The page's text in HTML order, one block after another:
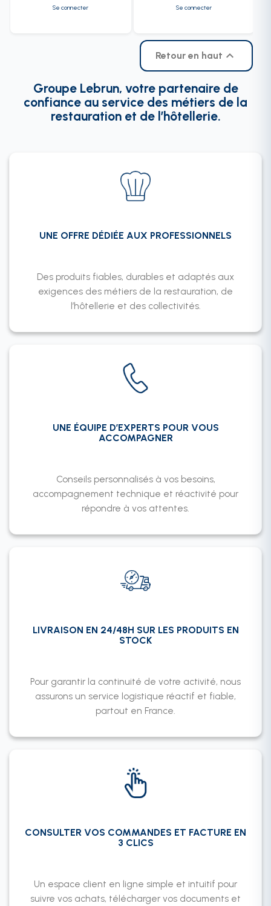
Se connecter Se connecter
Retour en haut 
Groupe Lebrun, votre partenaire de
confiance au service des métiers de la
restauration et de l’hôtellerie.
UNE OFFRE DÉDIÉE AUX PROFESSIONNELS
Des produits fiables, durables et adaptés aux
exigences des métiers de la restauration, de
l’hôtellerie et des collectivités.
UNE ÉQUIPE D’EXPERTS POUR VOUS
ACCOMPAGNER
Conseils personnalisés à vos besoins,
accompagnement technique et réactivité pour
répondre à vos attentes.
LIVRAISON EN 24/48H SUR LES PRODUITS EN
STOCK
Pour garantir la continuité de votre activité, nous
assurons un service logistique réactif et fiable,
partout en France.
CONSULTER VOS COMMANDES ET FACTURE EN
3 CLICS
Un espace client en ligne simple et intuitif pour
suivre vos achats, télécharger vos documents et